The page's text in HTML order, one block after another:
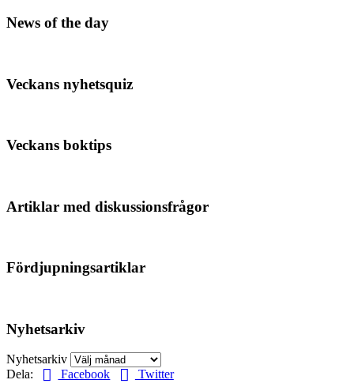
News of the day
Veckans nyhetsquiz
Veckans boktips
Artiklar med diskussionsfrågor
Fördjupningsartiklar
Nyhetsarkiv
Nyhetsarkiv
Dela:
Facebook
Twitter